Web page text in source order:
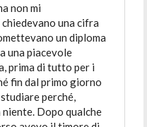
non mi
una cifra
un diploma
una piacevole
prima di tutto per i
fin dal primo giorno
perché,
Dopo qualche